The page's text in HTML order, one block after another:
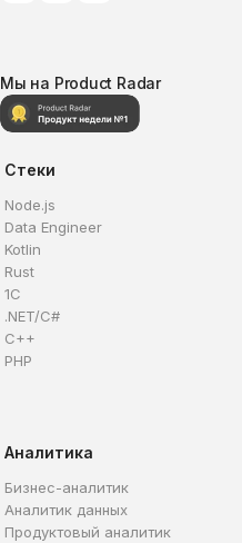
Мы на Product Radar
Стеки
Node.js
Data Engineer
Kotlin
Rust
1C
.NET/C#
C++
PHP
Аналитика
Бизнес-аналитик
Аналитик данных
Продуктовый аналитик